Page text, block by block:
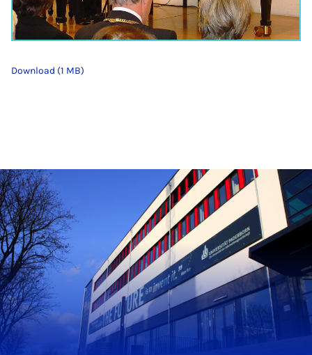
Download (1 MB)